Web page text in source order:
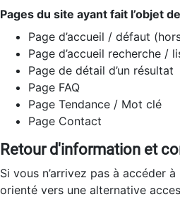
Pages du site ayant fait l’objet
Page d’accueil / défaut
Page d’accueil recherche /
Page de détail d’un résultat
Page FAQ
Page Tendance / Mot clé
Page Contact
Retour d'information et
Si vous n’arrivez pas à accéder
orienté vers une alternative